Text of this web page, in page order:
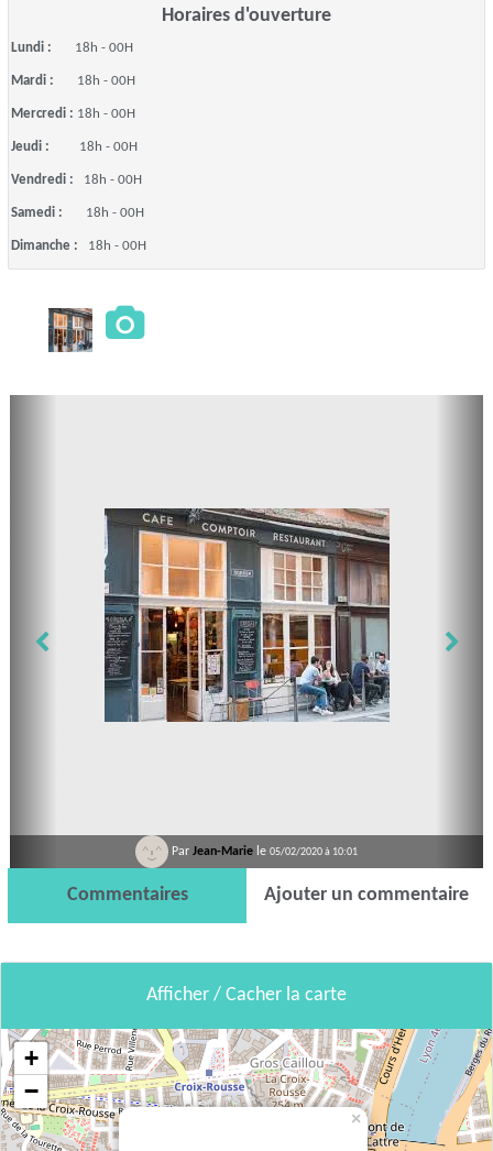
Horaires d'ouverture
Lundi : 18h - 00H
Mardi : 18h - 00H
Mercredi : 18h - 00H
Jeudi : 18h - 00H
Vendredi : 18h - 00H
Samedi : 18h - 00H
Dimanche : 18h - 00H
Par Jean-Marie le 05/02/2020 à 10:01
Commentaires Ajouter un commentaire
Afficher / Cacher la carte
×
+
−